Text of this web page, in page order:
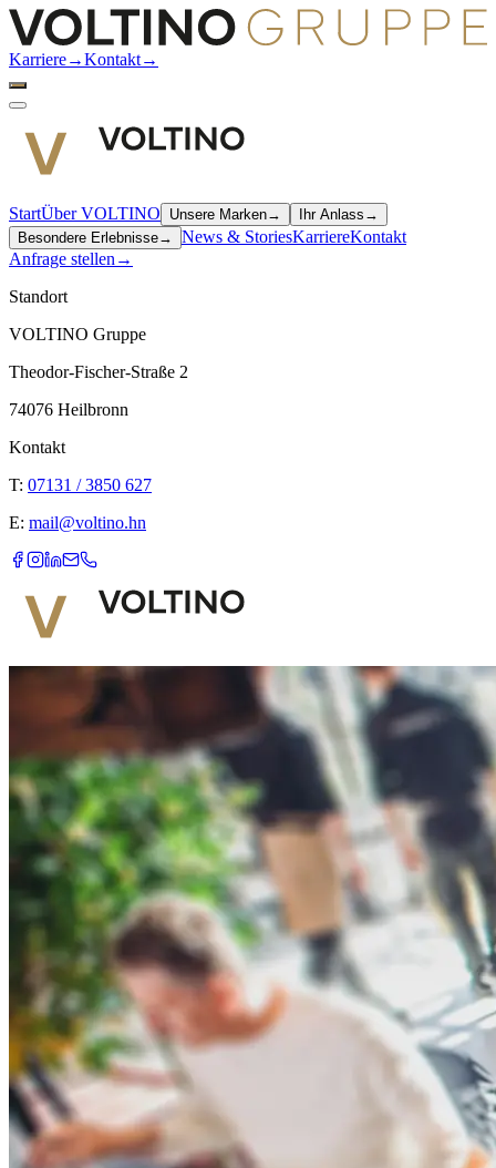
Karriere→Kontakt→
StartÜber VOLTINO Unsere Marken→ Ihr Anlass →
Besondere Erlebnisse→ News & StoriesKarriereKontakt
Anfrage stellen →
Standort
VOLTINO Gruppe
Theodor-Fischer-Straße 2
74076 Heilbronn
Kontakt
T: 07131 / 3850 627
E: mail@voltino.hn